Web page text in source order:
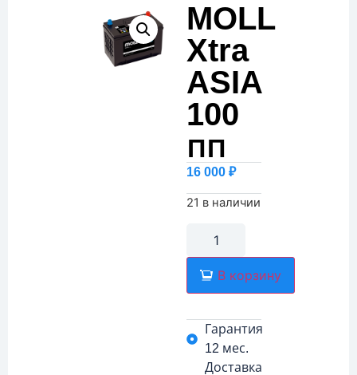
MOLL
Xtra
ASIA
100
пп
16 000 ₽
21 в наличии
В корзину
Гарантия
12 мес.
Доставка